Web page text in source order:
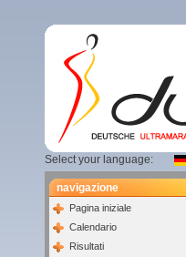
Select your language:
navigazione
Pagina iniziale
Calendario
Risultati